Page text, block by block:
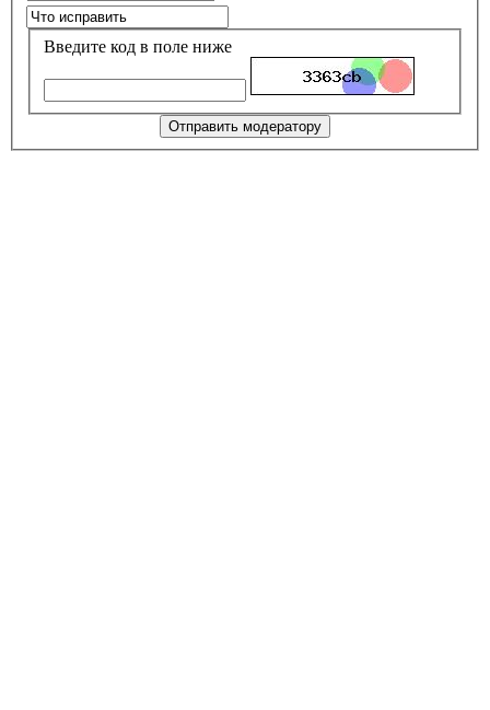
Введите код в поле ниже
Отправить модератору